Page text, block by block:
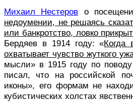
Михаил Нестеров о
недоумении, не решаясь
или банкротство, ловко
Бердяев в 1914 году: «Когда
охватывает чувство жуткого
мысли» в 1915 году по
писал, что на российской
иконы», его формам не
кубистических холстах